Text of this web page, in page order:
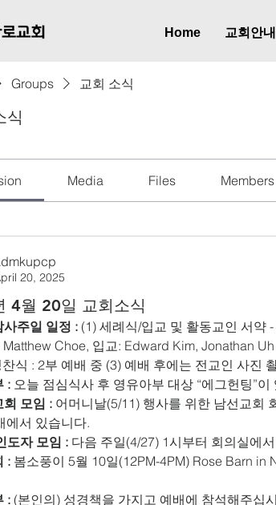
Home 교회안내
Groups 교회 소식
식
Media Files Members
20, 2025
4월 20일 교회소식
사주일 일정 : (1) 세례식/입교 및 활동교인 서약
Matthew Choe, 입교: Edward Kim, Jonathan
찬식 : 2부 예배 중 (3) 예배 후에는 전교인 사진
: 오늘 점심식사 후 영유아부 대상 “에그헌팅”이
회 모임 : 어머니날(5/11) 행사를 위한 남선교회
에서 있습니다.
도자 모임 : 다음 주일(4/27) 1시부터 회의실에
: 봄소풍이 5월 10일(12PM-4PM) Rose Barn in
: (본인의) 성경책을 가지고 예배에 참석해주십